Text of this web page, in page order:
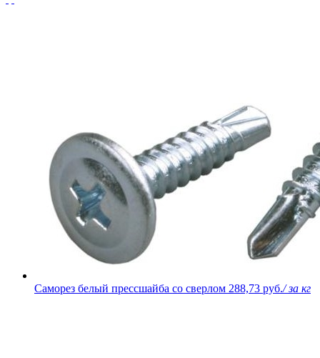
Саморез белый прессшайба со сверлом 288,73 руб./ за кг